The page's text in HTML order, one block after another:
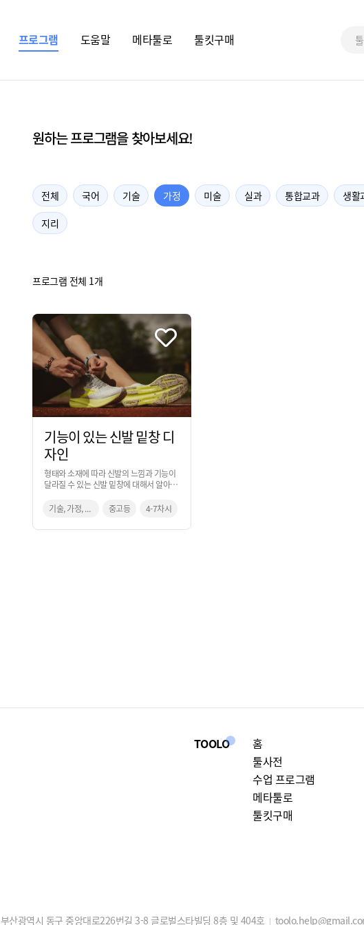
프로그램 도움말 메타툴로 툴킷구매
원하는 프로그램을 찾아보세요!
전체 국어 기술 가정 미술 실과 통합교과 생활
지리
프로그램 전체 1개
기능이 있는 신발 밑창 디
자인
형태와 소재에 따라 신발의 느낌과 기능이
달라질 수 있는 신발 밑창에 대해서 알아보
결하기 위한 창의적 사고 과정을 통해 아이
디어로 발전시켜 보는 활동입니다.
기술, 가정, 미술 중고등 4-7차시
TOOLO
홈
툴사전
수업 프로그램
메타툴로
툴킷구매
부산광역시 동구 중앙대로226번길 3-8 글로벌스타빌딩 8층 및 404호